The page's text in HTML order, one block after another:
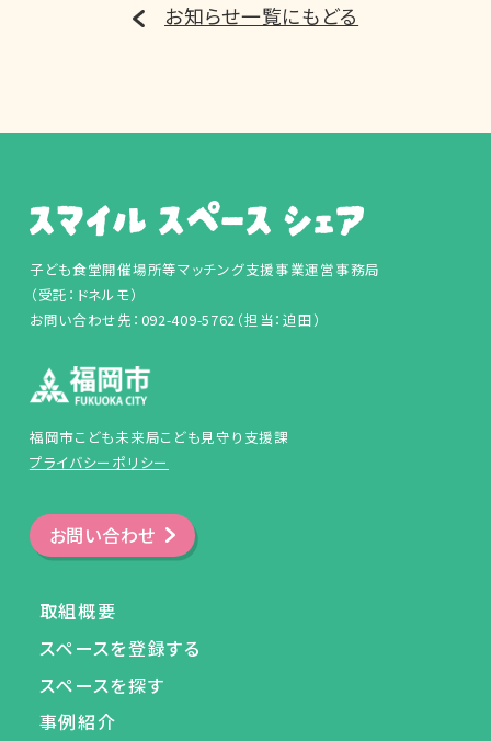
お知らせ一覧にもどる
子ども食堂開催場所等マッチング支援事業運営事務局
（受託：ドネルモ）
お問い合わせ先：092-409-5762（担当：迫田）
福岡市こども未来局こども見守り支援課
プライバシーポリシー
お問い合わせ
取組概要
スペースを登録する
スペースを探す
事例紹介